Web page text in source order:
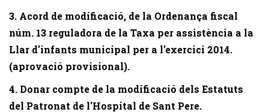
3. Acord de modificació, de la Ordenança fiscal
núm. 13 reguladora de la Taxa per assistència a la
Llar d'infants municipal per a l'exercici 2014.
(aprovació provisional).
4. Donar compte de la modificació dels Estatuts
del Patronat de l'Hospital de Sant Pere.